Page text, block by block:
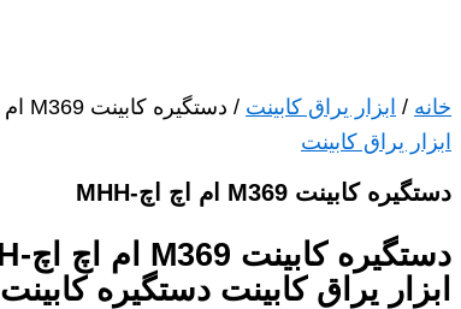
خانه / ابزار یراق کابینت / دستگیره کابینت M369 ام اچ اچ-MHH
ابزار یراق کابینت
دستگیره کابینت M369 ام اچ اچ-MHH
ابزار یراق کابینت دستگیره کابینت